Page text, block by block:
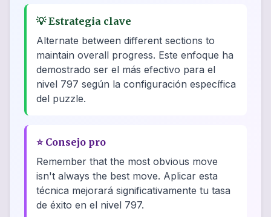
💡Estrategia clave
Alternate between different sections to
maintain overall progress. Este enfoque ha
demostrado ser el más efectivo para el
nivel 797 según la configuración específica
del puzzle.
⭐ Consejo pro
Remember that the most obvious move
isn't always the best move. Aplicar esta
técnica mejorará significativamente tu tasa
de éxito en el nivel 797.